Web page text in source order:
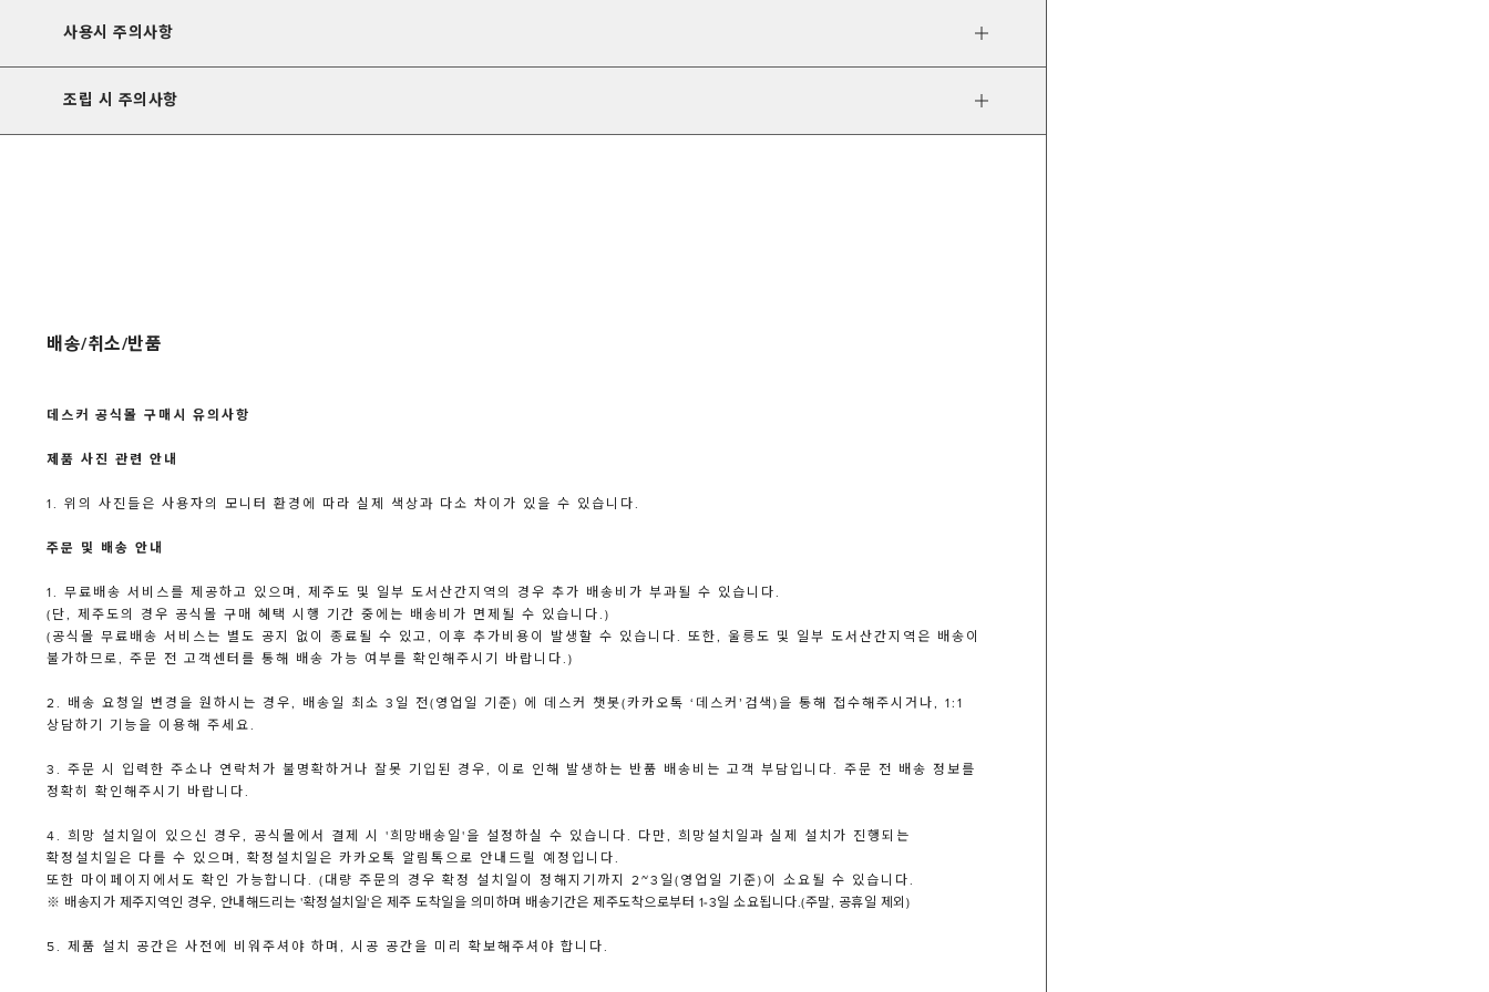
사용시 주의사항
조립 시 주의사항
배송/취소/반품
데스커 공식몰 구매시 유의사항
제품 사진 관련 안내
1. 위의 사진들은 사용자의 모니터 환경에 따라 실제 색상과 다소 차이가 있을 수 있습니다.
주문 및 배송 안내
1. 무료배송 서비스를 제공하고 있으며, 제주도 및 일부 도서산간지역의 경우 추가 배송비가 부과될 수 있습니다.
(단, 제주도의 경우 공식몰 구매 혜택 시행 기간 중에는 배송비가 면제될 수 있습니다.)
(공식몰 무료배송 서비스는 별도 공지 없이 종료될 수 있고, 이후 추가비용이 발생할 수 있습니다. 또한, 울릉도 및 일부 도서산간지역은 배송이
불가하므로, 주문 전 고객센터를 통해 배송 가능 여부를 확인해주시기 바랍니다.)
2. 배송 요청일 변경을 원하시는 경우, 배송일 최소 3일 전(영업일 기준) 에 데스커 챗봇(카카오톡 ‘데스커’검색)을 통해 접수해주시거나, 1:1
상담하기 기능을 이용해 주세요.
3. 주문 시 입력한 주소나 연락처가 불명확하거나 잘못 기입된 경우, 이로 인해 발생하는 반품 배송비는 고객 부담입니다. 주문 전 배송 정보를
정확히 확인해주시기 바랍니다.
4. 희망 설치일이 있으신 경우, 공식몰에서 결제 시 '희망배송일'을 설정하실 수 있습니다. 다만, 희망설치일과 실제 설치가 진행되는
확정설치일은 다를 수 있으며, 확정설치일은 카카오톡 알림톡으로 안내드릴 예정입니다.
또한 마이페이지에서도 확인 가능합니다. (대량 주문의 경우 확정 설치일이 정해지기까지 2~3일(영업일 기준)이 소요될 수 있습니다.
※ 배송지가 제주지역인 경우, 안내해드리는 '확정설치일'은 제주 도착일을 의미하며 배송기간은 제주도착으로부터 1-3일 소요됩니다.(주말, 공휴일 제외)
5. 제품 설치 공간은 사전에 비워주셔야 하며, 시공 공간을 미리 확보해주셔야 합니다.